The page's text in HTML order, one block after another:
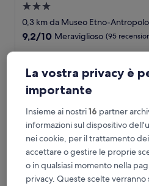
Struttura
a
3.0
0,3 km da Museo Etno-
9.2
Meraviglioso,
(95
recensioni)
9,2/10 Meraviglioso (95
La vostra privacy è
importante
Insieme ai nostri16 partner
informazioni sul dispositivo
nei cookie, per il trattamento
accettare o gestire le proprie
o in qualsiasi momento nella
privacy. Queste scelte